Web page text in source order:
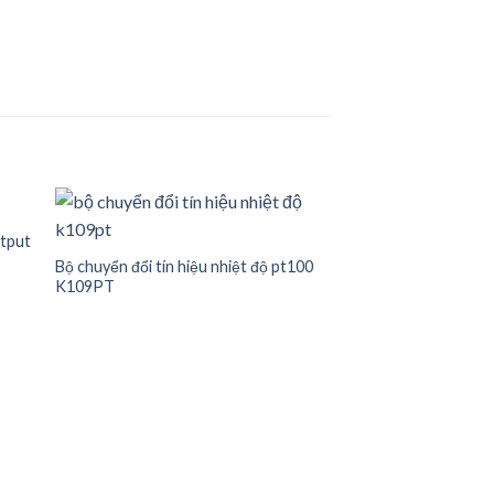
Bộ chuyển đổi tín hiệu nhiệt độ pt100
K109PT